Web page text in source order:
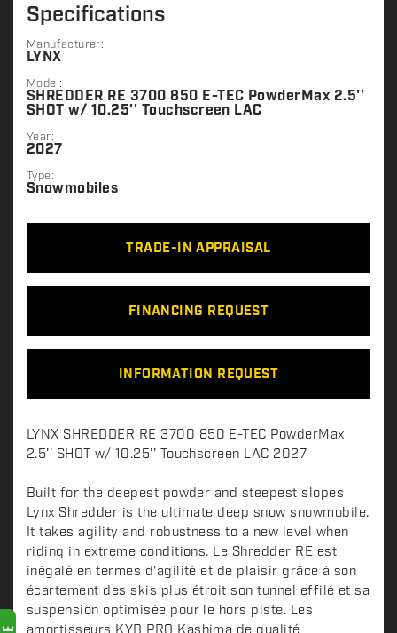
Specifications
Manufacturer:
LYNX
Model:
SHREDDER RE 3700 850 E-TEC PowderMax 2.5''
SHOT w/ 10.25'' Touchscreen LAC
Year:
2027
Type:
Snowmobiles
TRADE-IN APPRAISAL
FINANCING REQUEST
INFORMATION REQUEST
D
e
c
r
i
p
t
i
o
LYNX SHREDDER RE 3700 850 E-TEC PowderMax
2.5'' SHOT w/ 10.25'' Touchscreen LAC 2027
Built for the deepest powder and steepest slopes
Lynx Shredder is the ultimate deep snow snowmobile.
It takes agility and robustness to a new level when
riding in extreme conditions. Le Shredder RE est
inégalé en termes d'agilité et de plaisir grâce à son
écartement des skis plus étroit son tunnel effilé et sa
suspension optimisée pour le hors piste. Les